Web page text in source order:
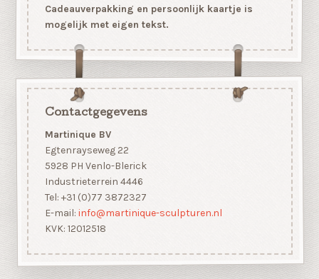
Cadeauverpakking en persoonlijk kaartje is
mogelijk met eigen tekst.
Contactgegevens
Martinique BV
Egtenrayseweg 22
5928 PH Venlo-Blerick
Industrieterrein 4446
Tel: +31 (0)77 3872327
E-mail: info@martinique-sculpturen.nl
KVK: 12012518